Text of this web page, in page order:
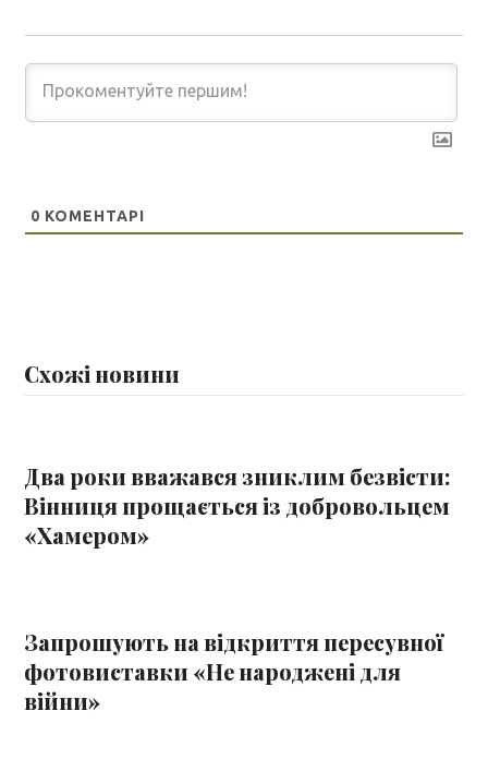
0 КОМЕНТАРІ
Схожі новини
Два роки вважався зниклим безвісти:
Вінниця прощається із добровольцем
«Хамером»
Запрошують на відкриття пересувної
фотовиставки «Не народжені для
війни»